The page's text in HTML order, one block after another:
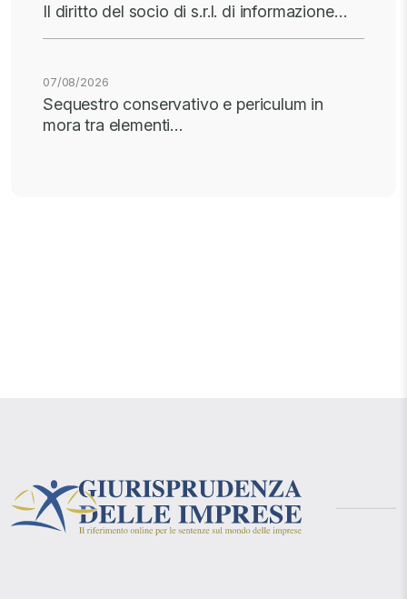
Il diritto del socio di s.r.l. di informazione…
07/08/2026
Sequestro conservativo e periculum in
mora tra elementi…